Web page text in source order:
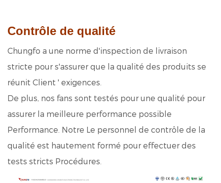
Contrôle de qualité
Chungfo a une norme d'inspection de livraison
stricte pour s'assurer que la qualité des produits se
réunit Client ' exigences.
De plus, nos fans sont testés pour une qualité pour
assurer la meilleure performance possible
Performance. Notre Le personnel de contrôle de la
qualité est hautement formé pour effectuer des
tests stricts Procédures.